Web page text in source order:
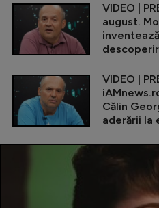
VIDEO |
august.
VIDEO |
Călin
aderării la